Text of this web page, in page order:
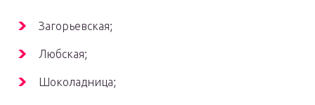
Загорьевская;
Любская;
Шоколадница;